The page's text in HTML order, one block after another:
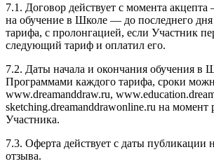
7.1. Договор действует с момента
на обучение в Школе — до последнего дня
тарифа, с пролонгацией, если Участник
следующий тариф и оплатил его.
7.2. Даты начала и окончания обучения в
Программами каждого тарифа, сроки
www.dreamanddraw.ru,
sketching.dreamanddrawonline.ru на момент
Участника.
7.3. Оферта действует с даты публикации
отзыва.